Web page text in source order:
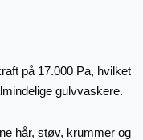
på 17.000 Pa, hvilket
gulvvaskere.
hår, støv, krummer og